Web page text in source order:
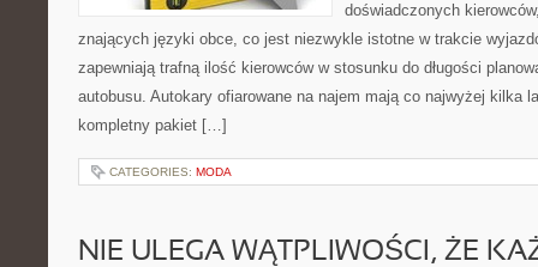
doświadczonych
znających języki obce, co jest niezwykle istotne w trakcie
zapewniają trafną ilość kierowców w stosunku do długości
autobusu. Autokary ofiarowane na najem mają co najwyżej kilka
kompletny pakiet […]
CATEGORIES: MODA
NIE ULEGA WĄTPLIWOŚCI, ŻE